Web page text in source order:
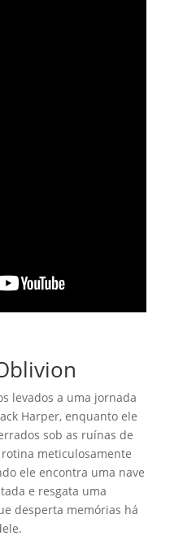
levados a uma jornada
Harper, enquanto ele
sob as ruínas de
meticulosamente
ele encontra uma nave
e resgata uma
desperta memórias há